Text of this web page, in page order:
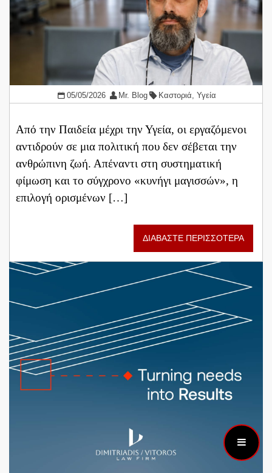
05/05/2026 Mr. Blog Καστοριά,Υγεία
Από την Παιδεία μέχρι την Υγεία, οι εργαζόμενοι
αντιδρούν σε μια πολιτική που δεν σέβεται την
ανθρώπινη ζωή. Απέναντι στη συστηματική
φίμωση και το σύγχρονο «κυνήγι μαγισσών», η
επιλογή ορισμένων […]
ΔΙΑΒΑΣΤΕ ΠΕΡΙΣΣΟΤΕΡΑ